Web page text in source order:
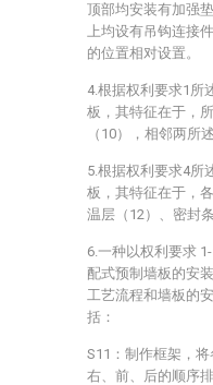
顶部均安装有加强
上均设有吊钩连接
的位置相对设置。
4.根据权利要求1所
板，其特征在于，
（10），相邻两所
5.根据权利要求4所
板，其特征在于，
温层（12）、密封
6.一种以权利要求
配式预制墙板的安
工艺流程和墙板的
括：
S11：制作框架，将
右、前、后的顺序